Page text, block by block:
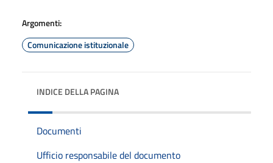
Argomenti:
Comunicazione istituzionale
INDICE DELLA PAGINA
Documenti
Ufficio responsabile del documento